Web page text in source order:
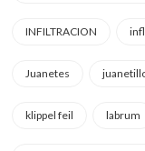
INFILTRACION
Juanetes
klippel feil labrum